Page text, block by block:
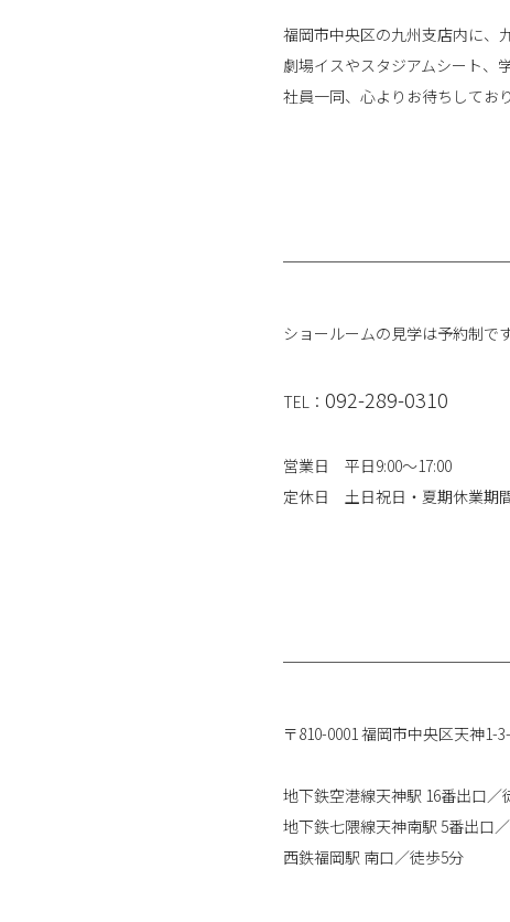
福岡市中央区の九州支店内に、
劇場イスやスタジアムシート、
社員一同、心よりお待ちしてお
ショールームの見学は予約制で
TEL： 092-289-0310
営業日 平日9:00～17:00
定休日 土日祝日・夏期休業期
〒810-0001 福岡市中央区天神1-
地下鉄空港線天神駅 16番出口／
地下鉄七隈線天神南駅 5番出口
西鉄福岡駅 南口／徒歩5分